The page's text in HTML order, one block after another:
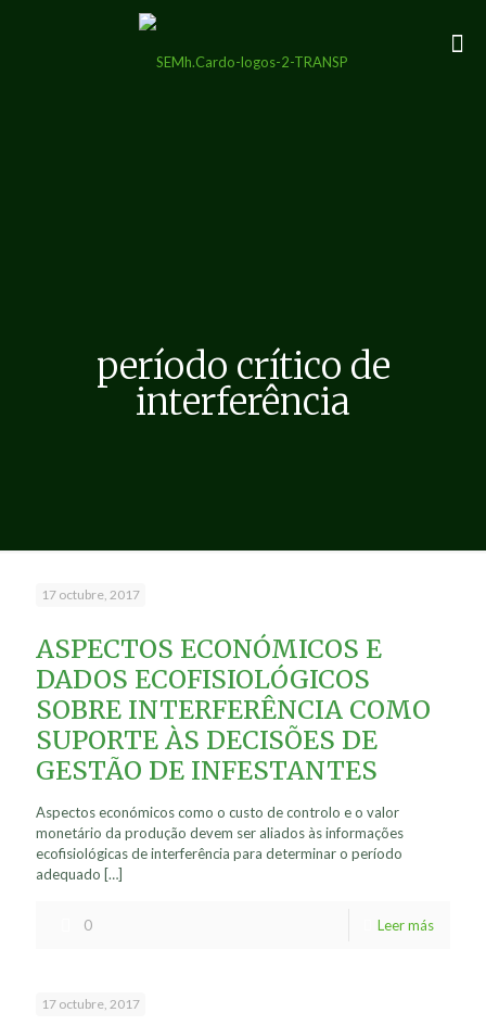
período crítico de
interferência
17 octubre, 2017
ASPECTOS ECONÓMICOS E
DADOS ECOFISIOLÓGICOS
SOBRE INTERFERÊNCIA COMO
SUPORTE ÀS DECISÕES DE
GESTÃO DE INFESTANTES
Aspectos económicos como o custo de controlo e o valor
monetário da produção devem ser aliados às informações
ecofisiológicas de interferência para determinar o período
adequado […]
0 Leer más
17 octubre, 2017